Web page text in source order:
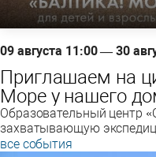
09 августа 11:00 — 30
Приглашаем на
Море у нашего
Образовательный центр
захватывающую
все события